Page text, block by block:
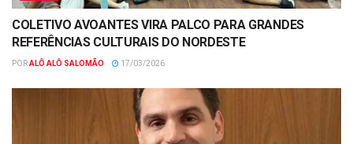
COLETIVO AVOANTES VIRA PALCO PARA GRANDES
REFERÊNCIAS CULTURAIS DO NORDESTE
PORALÔ ALÔ SALOMÃO 17/03/2026